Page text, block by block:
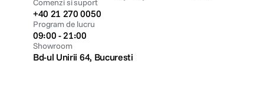
Comenzi si suport
+40 21 270 0050
Program de lucru
09:00 - 21:00
Showroom
Bd-ul Unirii 64, Bucuresti